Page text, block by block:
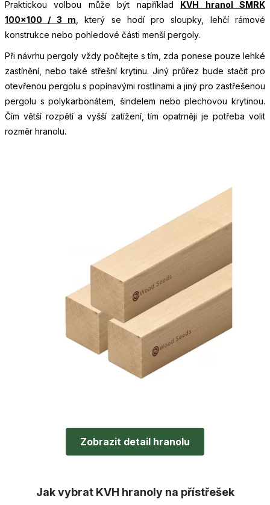
Praktickou volbou může být například KVH hranol SMRK
100×100 / 3 m , který se hodí pro sloupky, lehčí rámové
konstrukce nebo pohledové části menší pergoly.
Při návrhu pergoly vždy počítejte s tím, zda ponese pouze lehké
zastínění, nebo také střešní krytinu. Jiný průřez bude stačit pro
otevřenou pergolu s popínavými rostlinami a jiný pro zastřešenou
pergolu s polykarbonátem, šindelem nebo plechovou krytinou.
Čím větší rozpětí a vyšší zatížení, tím opatrněji je potřeba volit
rozměr hranolu.
Zobrazit detail hranolu
Jak vybrat KVH hranoly na přístřešek